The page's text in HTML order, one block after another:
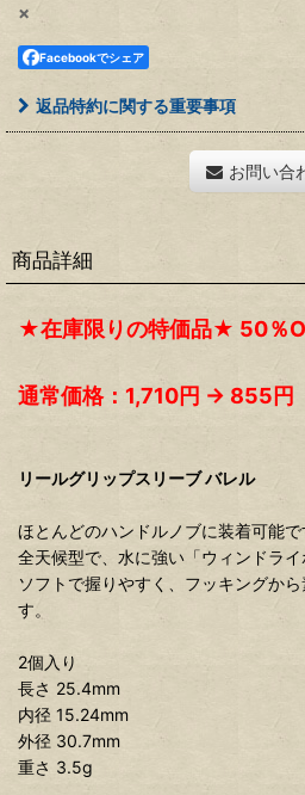
×
Facebookでシェア
返品特約に関する重要事項
お問い合
商品詳細
★在庫限りの特価品★ 50％
通常価格：1,710円 → 855円
リールグリップスリーブ バレル
ほとんどのハンドルノブに装着可能で
全天候型で、水に強い「ウィンドライ
ソフトで握りやすく、フッキングか
す。
2個入り
長さ 25.4mm
内径 15.24mm
外径 30.7mm
重さ 3.5g